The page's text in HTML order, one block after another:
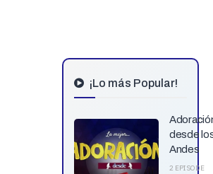
¡Lo más Popular!
desde
Andes
2 EPISODE